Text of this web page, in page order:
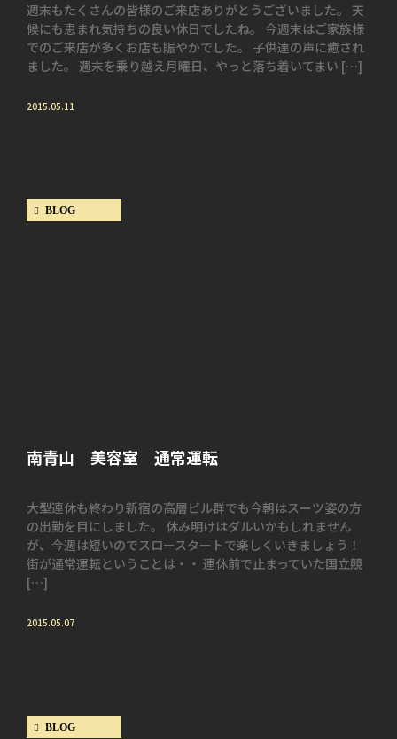
週末もたくさんの皆様のご来店ありがとうございました。 天
候にも恵まれ気持ちの良い休日でしたね。 今週末はご家族様
でのご来店が多くお店も賑やかでした。 子供達の声に癒され
ました。 週末を乗り越え月曜日、やっと落ち着いてまい […]
2015.05.11
BLOG
南青山 美容室 通常運転
大型連休も終わり新宿の高層ビル群でも今朝はスーツ姿の方
の出勤を目にしました。 休み明けはダルいかもしれません
が、今週は短いのでスロースタートで楽しくいきましょう！
街が通常運転ということは・・ 連休前で止まっていた国立競
[…]
2015.05.07
BLOG